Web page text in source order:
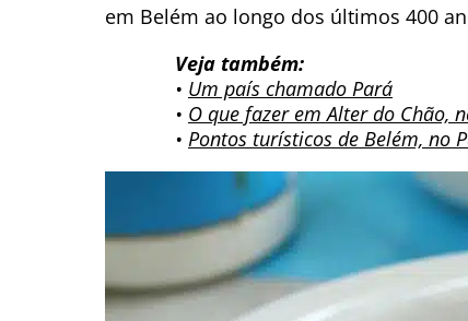
em Belém ao longo dos últimos 400
Veja também:
• Um país chamado Pará
• O que fazer em Alter do Chão,
• Pontos turísticos de Belém, no